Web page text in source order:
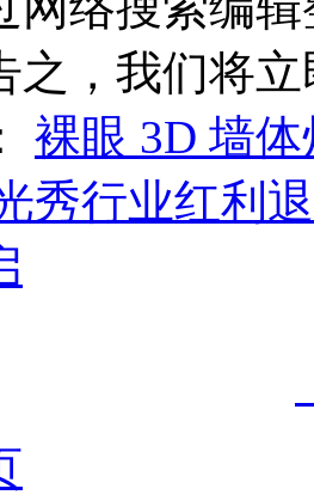
之，我们将
裸眼 3D 墙
秀行业红利